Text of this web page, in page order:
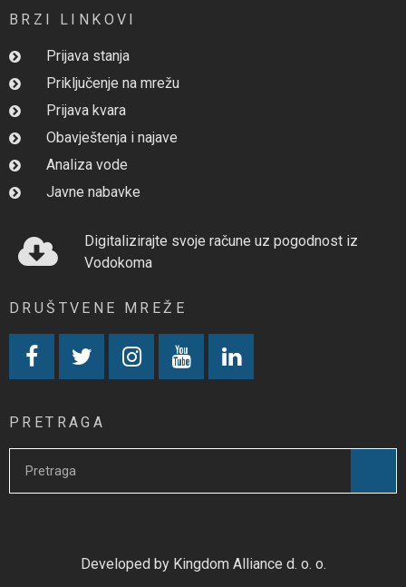
BRZI LINKOVI
Prijava stanja
Priključenje na mrežu
Prijava kvara
Obavještenja i najave
Analiza vode
Javne nabavke
Digitalizirajte svoje račune uz pogodnost iz
Vodokoma
DRUŠTVENE MREŽE
PRETRAGA
Developed by Kingdom Alliance d. o. o.